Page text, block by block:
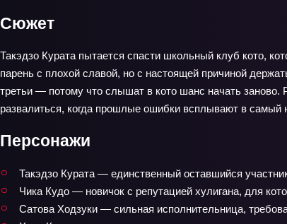
Сюжет
Такэдзо Курата пытается спасти школьный клуб кото,
парень с плохой славой, но с настоящей причиной
третьи — потому что слышат в кото шанс начать заново.
развалиться, когда прошлые ошибки всплывают в самый
Персонажи
Такэдзо Курата — единственный оставшийся
Чика Кудо — новичок с репутацией хулигана, для
Сатова Ходзуки — сильная исполнительница,